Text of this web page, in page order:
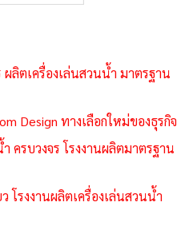
ลิตเครื่องเล่นสวนน้ำ มาตรฐาน
Design ทางเลือกใหม่ของธุรกิจ
ครบวงจร โรงงานผลิตมาตรฐาน
โรงงานผลิตเครื่องเล่นสวนน้ำ